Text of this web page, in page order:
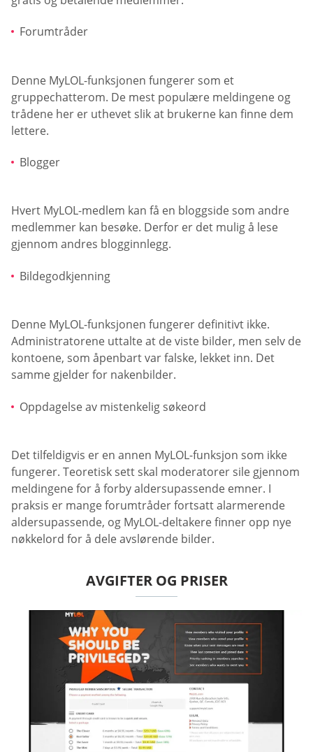
Forumtråder
Denne MyLOL-funksjonen fungerer som et
gruppechatterom. De mest populære meldingene og
trådene her er uthevet slik at brukerne kan finne dem
lettere.
Blogger
Hvert MyLOL-medlem kan få en bloggside som andre
medlemmer kan besøke. Derfor er det mulig å lese
gjennom andres blogginnlegg.
Bildegodkjenning
Denne MyLOL-funksjonen fungerer definitivt ikke.
Administratorene uttalte at de viste bilder, men selv de
kontoene, som åpenbart var falske, lekket inn. Det
samme gjelder for nakenbilder.
Oppdagelse av mistenkelig søkeord
Det tilfeldigvis er en annen MyLOL-funksjon som ikke
fungerer. Teoretisk sett skal moderatorer sile gjennom
meldingene for å forby aldersupassende emner. I
praksis er mange forumtråder fortsatt alarmerende
aldersupassende, og MyLOL-deltakere finner opp nye
nøkkelord for å dele avslørende bilder.
AVGIFTER OG PRISER